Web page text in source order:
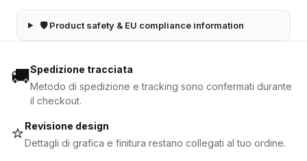
🛡 Product safety & EU compliance information
🚚Spedizione tracciata
Metodo di spedizione e tracking sono confermati durante
il checkout.
⭐Revisione design
Dettagli di grafica e finitura restano collegati al tuo ordine.